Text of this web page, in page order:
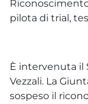
pilota di trial,
È intervenuta il
Vezzali. La
sospeso il